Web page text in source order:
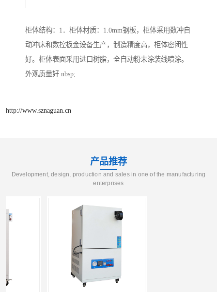
柜体结构：1．柜体材质：1.0mm钢板，柜体采用数冲自
动冲床和数控板金设备生产，制造精度高，柜体密闭性
好。柜体表面釆用进口树脂，全自动粉末涂装线喷涂。
外观质量好 nbsp;
http://www.sznaguan.cn
产品推荐
Development, design, production and sales in one of the manufacturing
enterprises